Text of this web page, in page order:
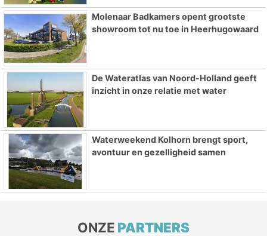
Molenaar Badkamers opent grootste
showroom tot nu toe in Heerhugowaard
De Wateratlas van Noord-Holland geeft
inzicht in onze relatie met water
Waterweekend Kolhorn brengt sport,
avontuur en gezelligheid samen
ONZE PARTNERS